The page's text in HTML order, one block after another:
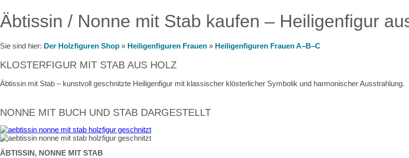
Äbtissin / Nonne mit Stab kaufen – Heiligenfigur
Sie sind hier: Der Holzfiguren Shop » Heiligenfiguren Frauen » Heiligenfiguren Frauen A–B–C
KLOSTERFIGUR MIT STAB AUS HOLZ
Äbtissin mit Stab – kunstvoll geschnitzte Heiligenfigur mit klassischer klösterlicher Symbolik und harmonischer Ausstrahlung.
NONNE MIT BUCH UND STAB DARGESTELLT
ÄBTISSIN, NONNE MIT STAB